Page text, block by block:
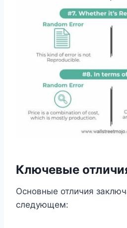
Ключевые
Основные отличия
следующем: